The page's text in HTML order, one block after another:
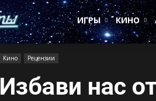
Котонавты
ИГРЫ
КИНО
Кино Рецензии
Избави нас